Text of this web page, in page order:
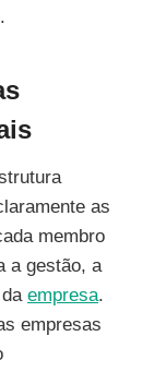
as
membro
a gestão, a
empresa.
empresas